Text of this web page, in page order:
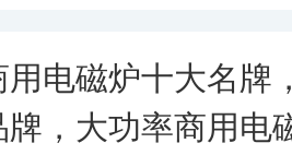
用电磁炉十大名牌
牌，大功率商用电